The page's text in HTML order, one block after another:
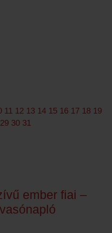
11 12 13 14 15 16 17 18 19
29 30 31
ember fiai –